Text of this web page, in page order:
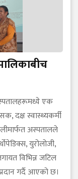
एक
दक्ष स्वास्थ्यकर्मी
अस्पतालले
युरोलोजी,
विभिन्न जटिल
गर्दै आएको छ।